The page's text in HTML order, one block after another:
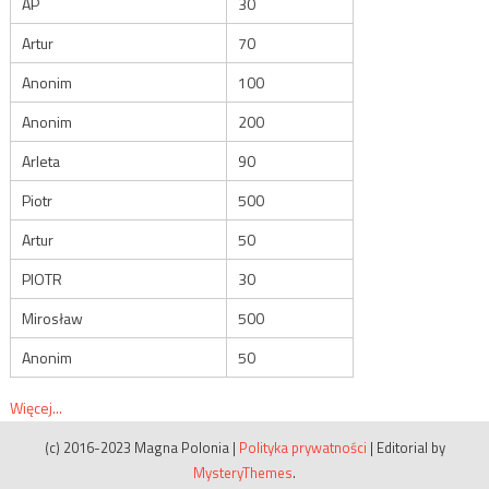
Artur
70
Anonim
100
Anonim
200
Arleta
90
Piotr
500
Artur
50
PIOTR
30
Mirosław
500
Anonim
50
Więcej...
(c) 2016-2023 Magna Polonia | Polityka prywatności | Editorial by
MysteryThemes.